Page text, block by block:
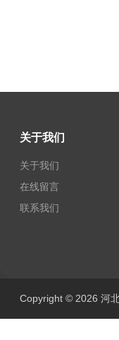
关于我们
关于我们
在线留言
联系我们
Copyright © 2026 河